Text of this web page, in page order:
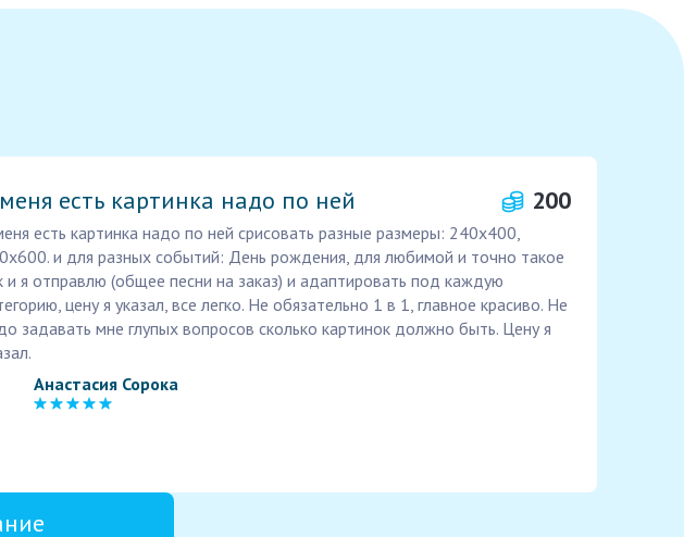
есть картинка надо по ней 200
есть картинка надо по ней срисовать разные размеры: 240х400,
и для разных событий: День рождения, для любимой и точно такое
и я отправлю (общее песни на заказ) и адаптировать под каждую
цену я указал, все легко. Не обязательно 1 в 1, главное красиво. Не
задавать мне глупых вопросов сколько картинок должно быть. Цену я
Анастасия Сорока